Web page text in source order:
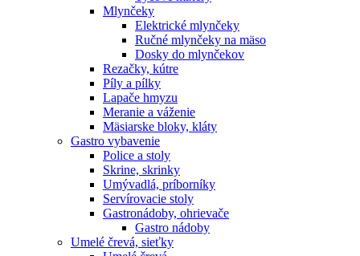
Mlynčeky
Elektrické mlynčeky
Ručné mlynčeky na mäso
Dosky do mlynčekov
Rezačky, kútre
Píly a pílky
Lapače hmyzu
Meranie a váženie
Mäsiarske bloky, kláty
Gastro vybavenie
Police a stoly
Skrine, skrinky
Umývadlá, príborníky
Servírovacie stoly
Gastronádoby, ohrievače
Gastro nádoby
Umelé črevá, sieťky